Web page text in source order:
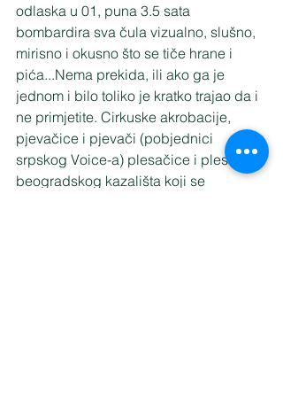
odlaska u 01, puna 3.5 sata
bombardira sva čula vizualno, slušno,
mirisno i okusno što se tiče hrane i
pića...Nema prekida, ili ako ga je
jednom i bilo toliko je kratko trajao da i
ne primjetite. Cirkuske akrobacije,
pjevačice i pjevači (pobjednici
srpskog Voice-a) plesačice i plesači iz
beogradskog kazališta koji se